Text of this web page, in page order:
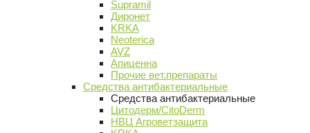
Supramil
Диронет
KRKA
Neoterica
AVZ
Апиценна
Прочие вет.препараты
Средства антибактериальные
Средства антибактериальные
Цитодерм/CitoDerm
НВЦ Агроветзащита